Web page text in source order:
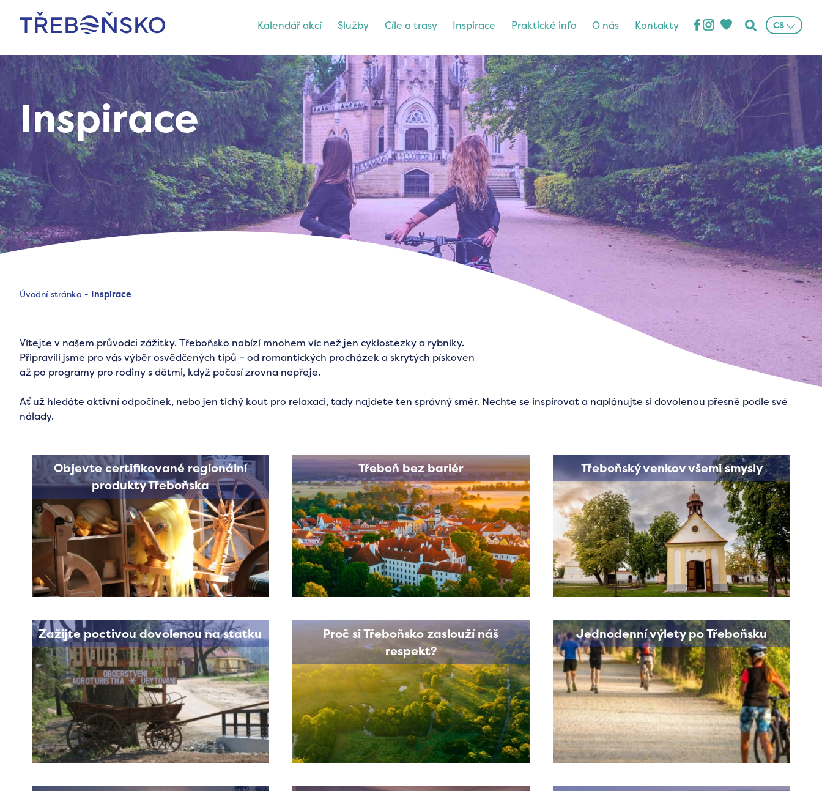
Třeboňsko
Kalendář akcí Služby Cíle a trasy Inspirace Praktické info O nás Kontakty CS
Inspirace
Úvodní stránka - Inspirace
Vítejte v našem průvodci zážitky. Třeboňsko nabízí mnohem víc než jen cyklostezky a rybníky.
Připravili jsme pro vás výběr osvědčených tipů – od romantických procházek a skrytých pískoven
až po programy pro rodiny s dětmi, když počasí zrovna nepřeje.
Ať už hledáte aktivní odpočinek, nebo jen tichý kout pro relaxaci, tady najdete ten správný směr. Nechte se inspirovat a naplánujte si dovolenou přesně podle své
nálady.
Objevte certifikované regionální
produkty Třeboňska
Třeboň bez bariér Třeboňský venkov všemi smysly
Zažijte poctivou dovolenou na statku
Proč si Třeboňsko zaslouží náš
respekt?
Jednodenní výlety po Třeboňsku